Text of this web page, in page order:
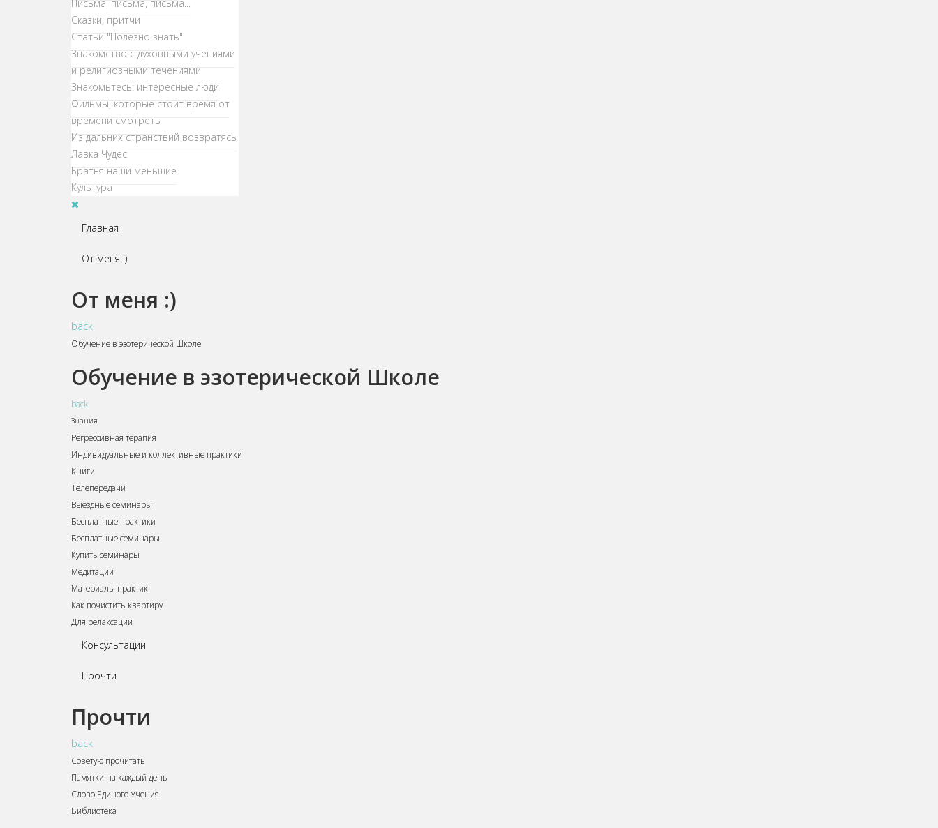
Письма, письма, письма...
Сказки, притчи
Статьи "Полезно знать"
Знакомство с духовными учениями
и религиозными течениями
Знакомьтесь: интересные люди
Фильмы, которые стоит время от
времени смотреть
Из дальних странствий возвратясь
Лавка Чудес
Братья наши меньшие
Культура
Главная
От меня :)
От меня :)
back
Обучение в эзотерической Школе
Обучение в эзотерической Школе
back
Знания
Регрессивная терапия
Индивидуальные и коллективные практики
Книги
Телепередачи
Выездные семинары
Бесплатные практики
Бесплатные семинары
Купить семинары
Медитации
Материалы практик
Как почистить квартиру
Для релаксации
Консультации
Прочти
Прочти
back
Советую прочитать
Памятки на каждый день
Слово Единого Учения
Библиотека